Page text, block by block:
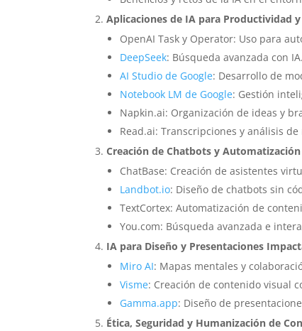
Aplicaciones de IA para Productividad
OpenAI Task y Operator: Uso para
DeepSeek: Búsqueda avanzada con IA.
AI Studio de Google: Desarrollo de
Notebook LM de Google: Gestión
Napkin.ai: Organización de ideas y
Read.ai: Transcripciones y análisis
Creación de Chatbots y
ChatBase: Creación de asistentes
Landbot.io: Diseño de chatbots sin
TextCortex: Automatización de
You.com: Búsqueda avanzada e
IA para Diseño y Presentaciones
Miro AI: Mapas mentales y
Visme: Creación de contenido visual
Gamma.app: Diseño de
Ética, Seguridad y Humanización de